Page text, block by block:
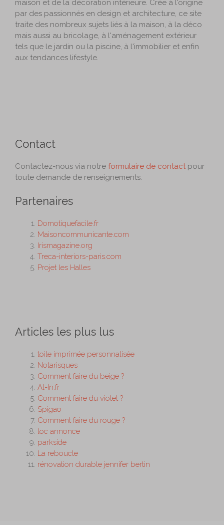
maison et de la décoration intérieure. Crée à l'origine
par des passionnés en design et architecture, ce site
traite des nombreux sujets liés à la maison, à la déco
mais aussi au bricolage, à l'aménagement extérieur
tels que le jardin ou la piscine, à l'immobilier et enfin
aux tendances lifestyle.
Contact
Contactez-nous via notre formulaire de contact pour
toute demande de renseignements.
Partenaires
Domotiquefacile.fr
Maisoncommunicante.com
Irismagazine.org
Treca-interiors-paris.com
Projet les Halles
Articles les plus lus
toile imprimée personnalisée
Notarisques
Comment faire du beige ?
Al-In.fr
Comment faire du violet ?
Spigao
Comment faire du rouge ?
loc annonce
parkside
La reboucle
rénovation durable jennifer bertin